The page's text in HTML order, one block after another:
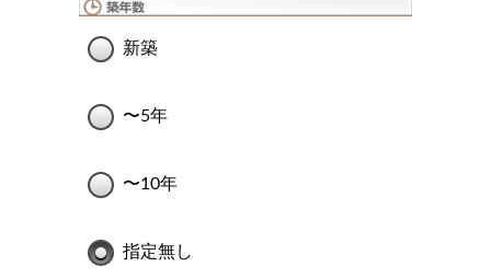
新築
〜5年
〜10年
指定無し